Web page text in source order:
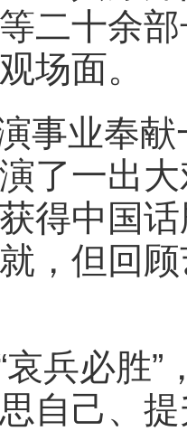
等二十余
场面。
事业奉
了一出
得中国
，但回
兵必胜”
自己、